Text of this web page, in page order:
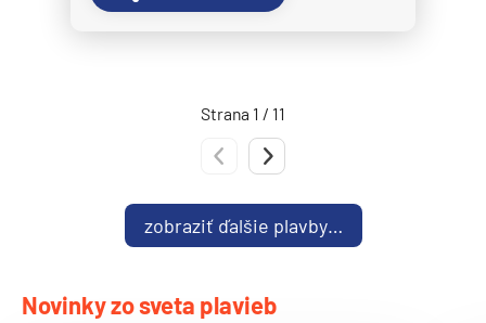
Oceania Allura
Oceania Nautica
Oceania Regatta
Oceania Riviera
Oceania Sirena
P&O
Strana 1 / 11
Predchádzajúca strana
zobraziť ďalšie plavby…
Novinky zo sveta plavieb